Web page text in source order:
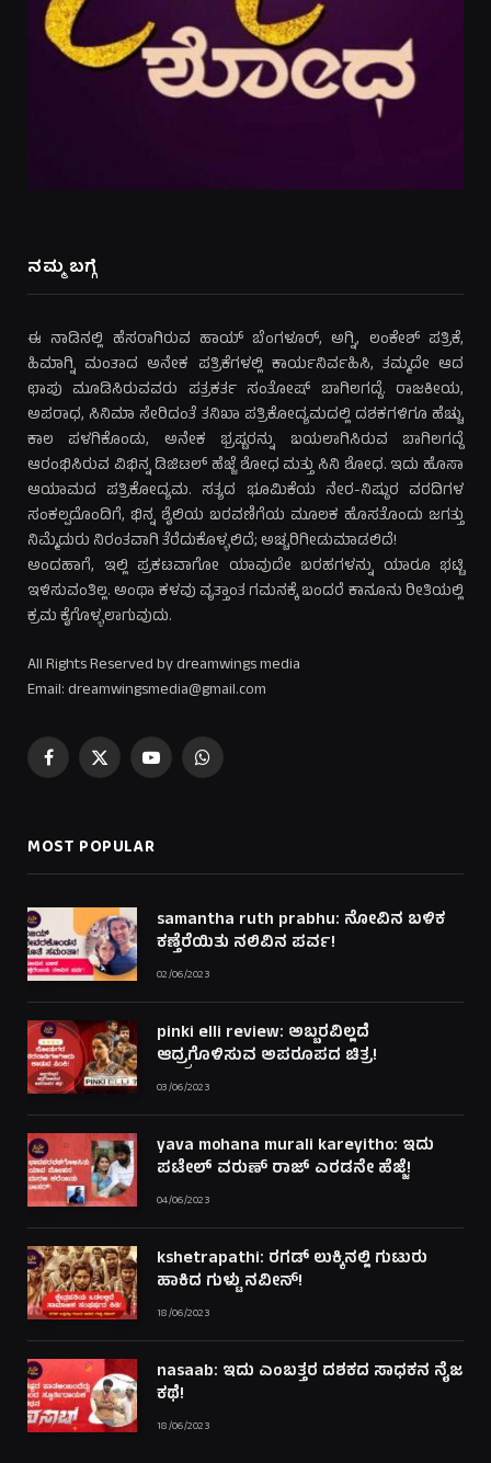
ನಮ್ಮ ಬಗ್ಗೆ
ಈ ನಾಡಿನಲ್ಲಿ ಹೆಸರಾಗಿರುವ ಹಾಯ್ ಬೆಂಗಳೂರ್, ಅಗ್ನಿ, ಲಂಕೇಶ್ ಪತ್ರಿಕೆ,
ಹಿಮಾಗ್ನಿ ಮಂತಾದ ಅನೇಕ ಪತ್ರಿಕೆಗಳಲ್ಲಿ ಕಾರ್ಯನಿರ್ವಹಿಸಿ, ತಮ್ಮದೇ ಆದ
ಛಾಪು ಮೂಡಿಸಿರುವವರು ಪತ್ರಕರ್ತ ಸಂತೋಷ್ ಬಾಗಿಲಗದ್ದೆ. ರಾಜಕೀಯ,
ಅಪರಾಧ, ಸಿನಿಮಾ ಸೇರಿದಂತೆ ತನಿಖಾ ಪತ್ರಿಕೋದ್ಯಮದಲ್ಲಿ ದಶಕಗಳಿಗೂ ಹೆಚ್ಚು
ಕಾಲ ಪಳಗಿಕೊಂಡು, ಅನೇಕ ಭ್ರಷ್ಟರನ್ನು ಬಯಲಾಗಿಸಿರುವ ಬಾಗಿಲಗದ್ದೆ
ಆರಂಭಿಸಿರುವ ವಿಭಿನ್ನ ಡಿಜಿಟಲ್ ಹೆಜ್ಜೆ ಶೋಧ ಮತ್ತು ಸಿನಿ ಶೋಧ. ಇದು ಹೊಸಾ
ಆಯಾಮದ ಪತ್ರಿಕೋದ್ಯಮ. ಸತ್ಯದ ಭೂಮಿಕೆಯ ನೇರ-ನಿಷ್ಠುರ ವರದಿಗಳ
ಸಂಕಲ್ಪದೊಂದಿಗೆ, ಭಿನ್ನ ಶೈಲಿಯ ಬರವಣಿಗೆಯ ಮೂಲಕ ಹೊಸತೊಂದು ಜಗತ್ತು
ನಿಮ್ಮೆದುರು ನಿರಂತವಾಗಿ ತೆರೆದುಕೊಳ್ಳಲಿದೆ; ಅಚ್ಚರಿಗೀಡುಮಾಡಲಿದೆ!
ಅಂದಹಾಗೆ, ಇಲ್ಲಿ ಪ್ರಕಟವಾಗೋ ಯಾವುದೇ ಬರಹಗಳನ್ನು ಯಾರೂ ಭಟ್ಟಿ
ಇಳಿಸುವಂತಿಲ್ಲ. ಅಂಥಾ ಕಳವು ವೃತ್ತಾಂತ ಗಮನಕ್ಕೆ ಬಂದರೆ ಕಾನೂನು ರೀತಿಯಲ್ಲಿ
ಕ್ರಮ ಕೈಗೊಳ್ಳಲಾಗುವುದು.
All Rights Reserved by dreamwings media
Email: dreamwingsmedia@gmail.com
Facebook
X
YouTubeWhatsApp
MOST POPULAR
samantha ruth prabhu: ನೋವಿನ ಬಳಿಕ
ಕಣ್ತೆರೆಯಿತು ನಲಿವಿನ ಪರ್ವ!
02/06/2023
pinki elli review: ಅಬ್ಬರವಿಲ್ಲದೆ
ಆದ್ರ್ರಗೊಳಿಸುವ ಅಪರೂಪದ ಚಿತ್ರ!
03/06/2023
yava mohana murali kareyitho: ಇದು
ಪಟೇಲ್ ವರುಣ್ ರಾಜ್ ಎರಡನೇ ಹೆಜ್ಜೆ!
04/06/2023
kshetrapathi: ರಗಡ್ ಲುಕ್ಕಿನಲ್ಲಿ ಗುಟುರು
ಹಾಕಿದ ಗುಳ್ಟು ನವೀನ್!
18/06/2023
nasaab: ಇದು ಎಂಬತ್ತರ ದಶಕದ ಸಾಧಕನ ನೈಜ
ಕಥೆ!
18/06/2023